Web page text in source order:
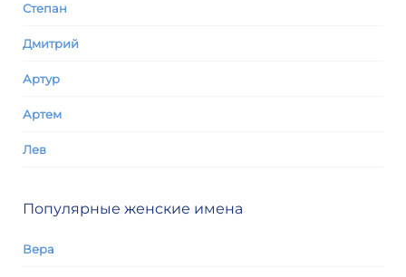
Степан
Дмитрий
Артур
Артем
Лев
Популярные женские имена
Вера